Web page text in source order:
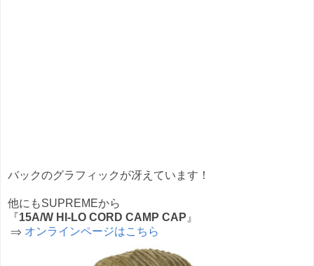
バックのグラフィックが冴えています！
他にもSUPREMEから
『15A/W HI-LO CORD CAMP CAP 』
⇒ オンラインページはこちら